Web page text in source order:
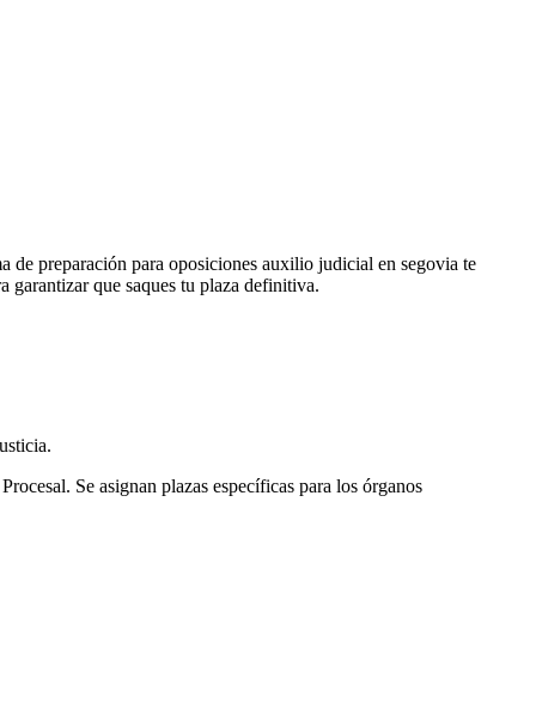
de preparación para oposiciones auxilio judicial en segovia te
garantizar que saques tu plaza definitiva.
Se asignan plazas específicas para los órganos